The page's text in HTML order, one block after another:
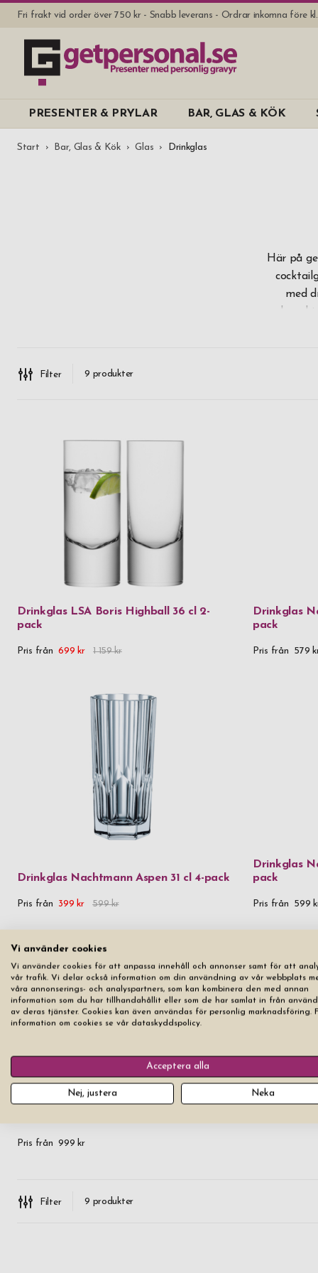
Fri frakt vid order över 750 kr - Snabb leverans - Ordrar inkomna före kl.
PRESENTER & PRYLAR BAR, GLAS & KÖK
Start Bar, Glas & Kök Glas Drinkglas
Här på
med
hittar
Men
som ska
roligt
roliga
med en
Filter 9 produkter
Drinkglas LSA Boris Highball 36 cl 2-
pack
Pris från 699 kr 1 159 kr
Drinkglas
pack
Pris från 579
Drinkglas Nachtmann Aspen 31 cl 4-pack
Pris från 399 kr 599 kr
Drinkglas
pack
Pris från 599
Pris från 999 kr
Filter 9 produkter
Vi använder cookies
Vi använder cookies för att anpassa innehåll och annonser samt för att
vår trafik. Vi delar också information om din användning av vår webbplats
våra annonserings- och analyspartners, som kan kombinera den med annan
information som du har tillhandahållit eller som de har samlat in från
av deras tjänster. Cookies kan även användas för personlig marknadsföring.
information om cookies se vår dataskyddspolicy.
Acceptera alla
Nej, justera Neka